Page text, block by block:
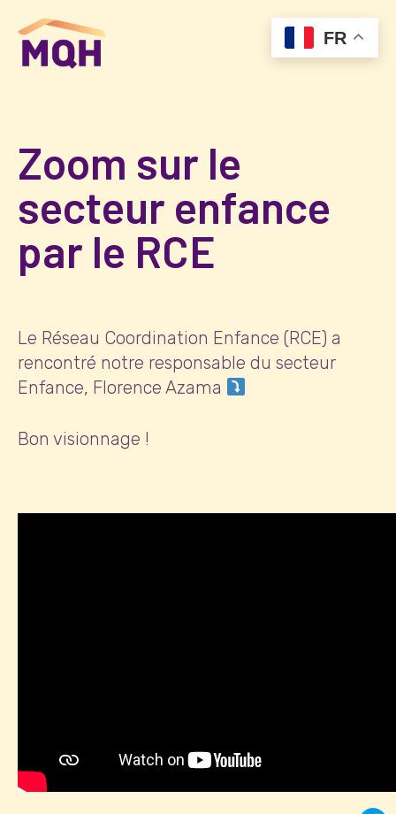
Zoom sur le
secteur enfance
par le RCE
Le Réseau Coordination Enfance (RCE) a
rencontré notre responsable du secteur
Enfance, Florence Azama
Bon visionnage !
FR